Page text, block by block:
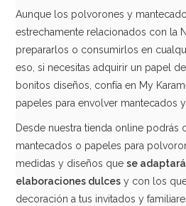
Aunque los polvorones y
estrechamente relacionados con la
prepararlos o consumirlos en
eso, si necesitas adquirir un papel
bonitos diseños, confía en My
papeles para envolver mantecados
Desde nuestra tienda online podrás
mantecados o papeles para
medidas y diseños quese
elaboraciones dulces y con los
decoración a tus invitados y